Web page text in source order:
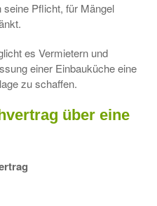
Pflicht, für Mängel
es Vermietern und
einer Einbauküche eine
zu schaffen.
über eine